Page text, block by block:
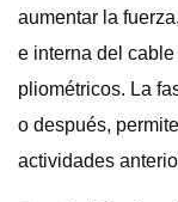
aumentar la
e interna del
pliométricos. La
o después,
actividades